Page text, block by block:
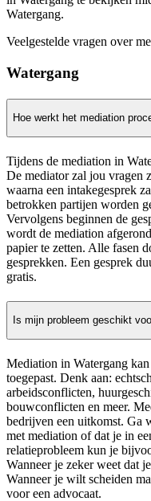
Watergang.
Veelgestelde vragen over
Watergang
Hoe werkt het mediation
Tijdens de mediation in
De mediator zal jou vragen
waarna een intakegesprek
betrokken partijen worden
Vervolgens beginnen de
wordt de mediation
papier te zetten. Alle fasen
gesprekken. Een gesprek
gratis.
Is mijn probleem geschikt
Mediation in Watergang
toegepast. Denk aan:
arbeidsconflicten,
bouwconflicten en meer.
bedrijven een uitkomst. Ga
met mediation of dat je in
relatieprobleem kun je
Wanneer je zeker weet dat
Wanneer je wilt scheiden
voor een advocaat.